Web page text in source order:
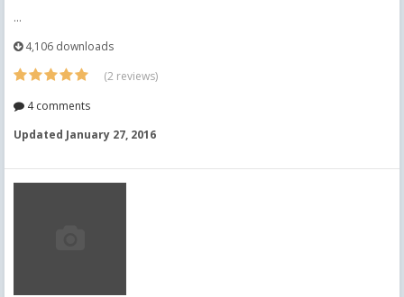
...
4,106 downloads
(2 reviews)
4 comments
Updated January 27, 2016